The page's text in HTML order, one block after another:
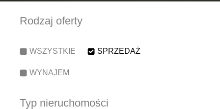
Rodzaj oferty
WSZYSTKIE SPRZEDAŻ
WYNAJEM
Typ nieruchomości